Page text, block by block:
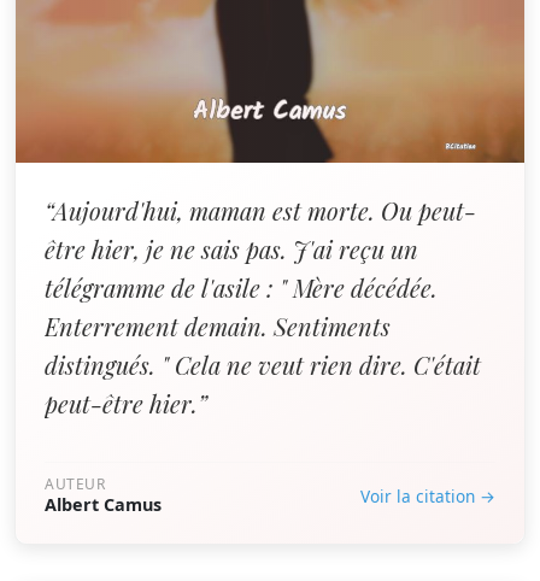
“Aujourd'hui, maman est morte. Ou peut-
être hier, je ne sais pas. J'ai reçu un
télégramme de l'asile : " Mère décédée.
Enterrement demain. Sentiments
distingués. " Cela ne veut rien dire. C'était
peut-être hier.”
AUTEUR
Albert Camus Voir la citation →